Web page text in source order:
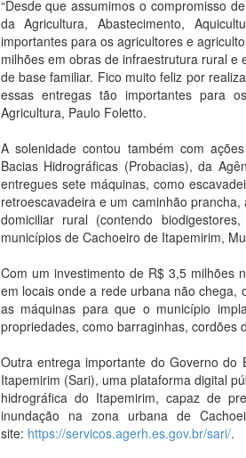
“Desde que assumimos o compromisso
da Agricultura, Abastecimento,
importantes para os agricultores e
milhões em obras de infraestrutura rural
de base familiar. Fico muito feliz por
essas entregas tão importantes para
Agricultura, Paulo Foletto.
A solenidade contou também com
Bacias Hidrográficas (Probacias), da
entregues sete máquinas, como
retroescavadeira e um caminhão
domiciliar rural (contendo
municípios de Cachoeiro de Itapemirim,
Com um investimento de R$ 3,5 milhões
em locais onde a rede urbana não chega,
as máquinas para que o município
propriedades, como barraginhas, cordões
Outra entrega importante do Governo
Itapemirim (Sari), uma plataforma digital
hidrográfica do Itapemirim, capaz de
inundação na zona urbana de
site: https://servicos.agerh.es.gov.br/sari/.